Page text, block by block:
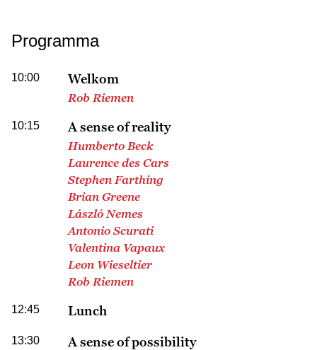
Programma
10:00 Welkom
Rob Riemen
10:15 A sense of reality
Humberto Beck
Laurence des Cars
Stephen Farthing
Brian Greene
László Nemes
Antonio Scurati
Valentina Vapaux
Leon Wieseltier
Rob Riemen
12:45 Lunch
13:30 A sense of possibility